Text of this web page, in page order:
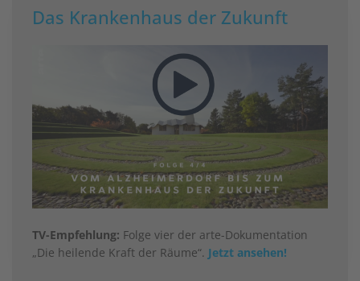
Das Krankenhaus der Zukunft
TV-Empfehlung: Folge vier der arte-Dokumentation
„Die heilende Kraft der Räume“. Jetzt ansehen!